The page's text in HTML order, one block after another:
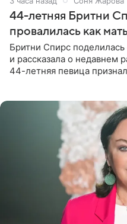
44-летняя Бритни
провалилась как
Бритни Спирс
и рассказала о недавнем
44-летняя певица